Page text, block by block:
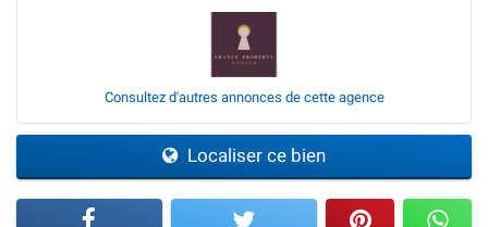
Consultez d'autres annonces de cette agence
Localiser ce bien